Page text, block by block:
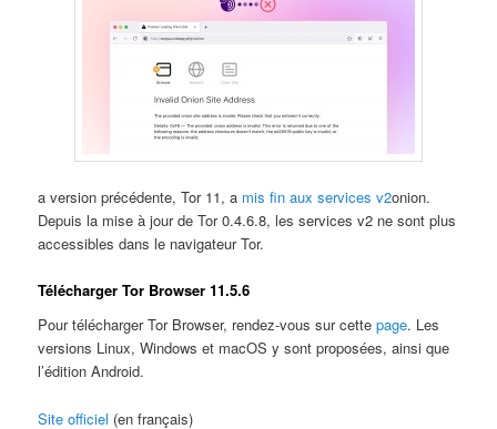
a version précédente, Tor 11, a mis fin aux services v2onion.
Depuis la mise à jour de Tor 0.4.6.8, les services v2 ne sont plus
accessibles dans le navigateur Tor.
Télécharger Tor Browser 11.5.6
Pour télécharger Tor Browser, rendez-vous sur cettepage. Les
versions Linux, Windows et macOS y sont proposées, ainsi que
l’édition Android.
Site officiel (en français)